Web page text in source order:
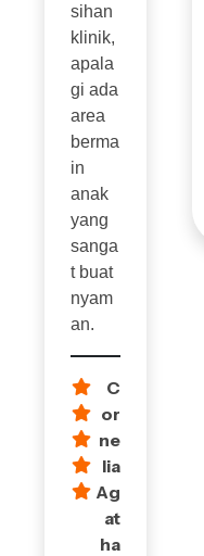
sihan
klinik,
apala
gi ada
area
berma
in
anak
yang
sanga
t buat
nyam
an.
C
or
ne
lia
Ag
at
ha